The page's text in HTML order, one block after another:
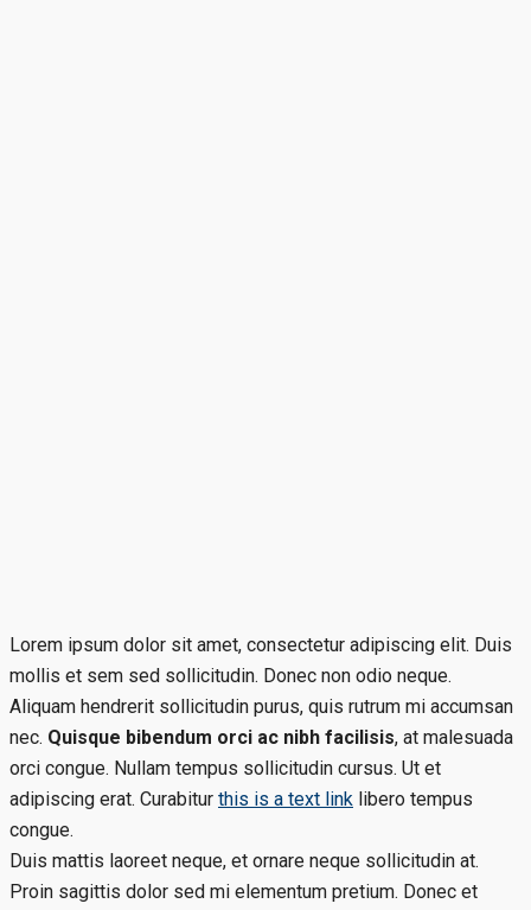
Lorem ipsum dolor sit amet, consectetur adipiscing elit. Duis
mollis et sem sed sollicitudin. Donec non odio neque.
Aliquam hendrerit sollicitudin purus, quis rutrum mi accumsan
nec. Quisque bibendum orci ac nibh facilisis, at malesuada
orci congue. Nullam tempus sollicitudin cursus. Ut et
adipiscing erat. Curabitur this is a text link libero tempus
congue.
Duis mattis laoreet neque, et ornare neque sollicitudin at.
Proin sagittis dolor sed mi elementum pretium. Donec et